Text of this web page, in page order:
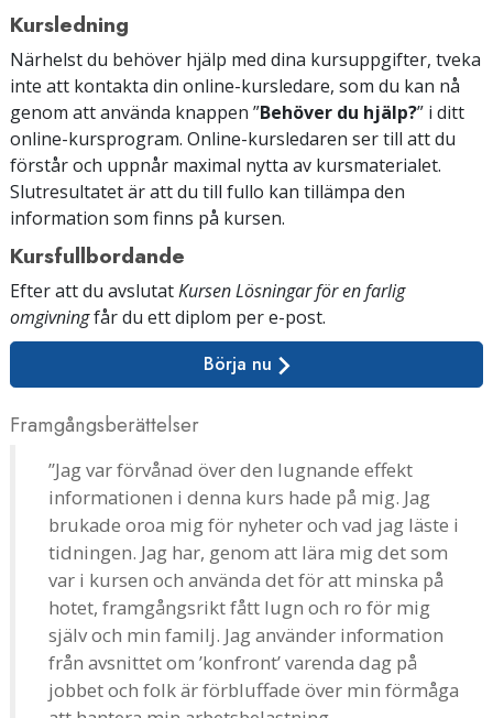
Kursledning
Närhelst du behöver hjälp med dina kursuppgifter, tveka
inte att kontakta din online-kursledare, som du kan nå
genom att använda knappen ”Behöver du hjälp?” i ditt
online-kursprogram. Online-kursledaren ser till att du
förstår och uppnår maximal nytta av kursmaterialet.
Slutresultatet är att du till fullo kan tillämpa den
information som finns på kursen.
Kursfullbordande
Efter att du avslutatKursen Lösningar för en farlig
omgivningfår du ett diplom per e-post.
Börja nu
Framgångsberättelser
”Jag var förvånad över den lugnande effekt
informationen i denna kurs hade på mig. Jag
brukade oroa mig för nyheter och vad jag läste i
tidningen. Jag har, genom att lära mig det som
var i kursen och använda det för att minska på
hotet, framgångsrikt fått lugn och ro för mig
själv och min familj. Jag använder information
från avsnittet om ’konfront’ varenda dag på
jobbet och folk är förbluffade över min förmåga